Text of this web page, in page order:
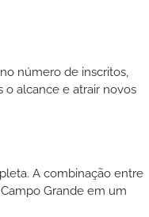
número de inscritos,
o alcance e atrair novos
A combinação entre
Grande em um